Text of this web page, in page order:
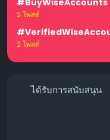
#BuyWiseAccounts
2 โพสต์
2 โพสต์
ได้รับการสนับสนุน